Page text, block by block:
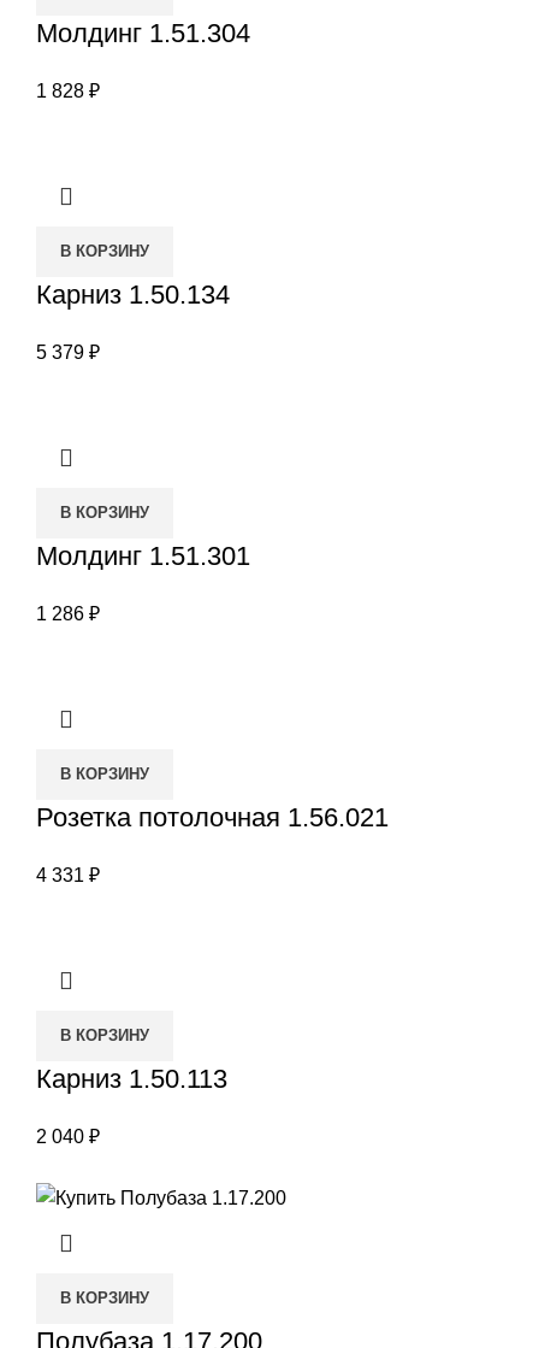
Молдинг 1.51.304
1 828 ₽
В КОРЗИНУ
Карниз 1.50.134
5 379 ₽
В КОРЗИНУ
Молдинг 1.51.301
1 286 ₽
В КОРЗИНУ
Розетка потолочная 1.56.021
4 331 ₽
В КОРЗИНУ
Карниз 1.50.113
2 040 ₽
В КОРЗИНУ
Полубаза 1.17.200